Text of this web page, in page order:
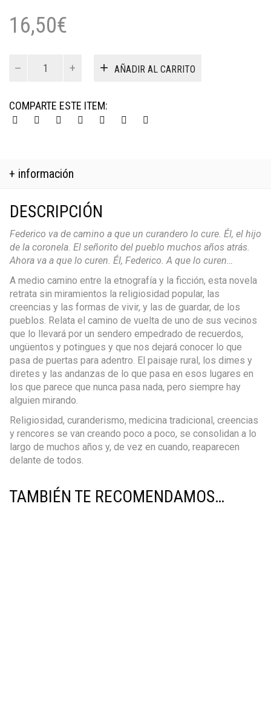
16,50€
cantidad
AÑADIR AL CARRITO
COMPARTE ESTE ITEM:
+ información
DESCRIPCIÓN
Federico va de camino a que un curandero lo cure. Él, el hijo
de la coronela. El señorito del pueblo muchos años atrás.
Ahora va a que lo curen. Él, Federico. A que lo curen…
A medio camino entre la etnografía y la ficción, esta novela
retrata sin miramientos la religiosidad popular, las
creencias y las formas de vivir, y las de guardar, de los
pueblos. Relata el camino de vuelta de uno de sus vecinos
que lo llevará por un sendero empedrado de recuerdos,
ungüentos y potingues y que nos dejará conocer lo que
pasa de puertas para adentro. El paisaje rural, los dimes y
diretes y las andanzas de lo que pasa en esos lugares en
los que parece que nunca pasa nada, pero siempre hay
alguien mirando.
Religiosidad, curanderismo, medicina tradicional, creencias
y rencores se van creando poco a poco, se consolidan a lo
largo de muchos años y, de vez en cuando, reaparecen
delante de todos.
TAMBIÉN TE RECOMENDAMOS…